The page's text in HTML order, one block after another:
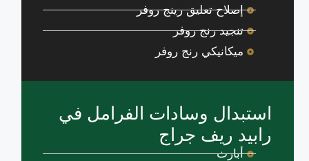
إصلاح تعليق رينج روفر
تنجيد رنج روفر
ميكانيكي رنج روفر
استبدال وسادات الفرامل في
رابيد ريف جراج
أبارث